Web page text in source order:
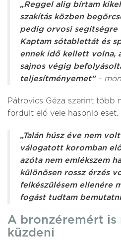
„Reggel alig bírtam
szakítás közben
pedig orvosi segítségre
Kaptam sótablettát és
ennek idő kellett volna,
sajnos végig
teljesítményemet” –
Pátrovics Géza szerint több
fordult elő vele hasonló eset.
„Talán húsz éve nem
válogatott koromban
azóta nem emlékszem
különösen rossz érzés
felkészülésem ellenére
fogást tudtam
A bronzéremért is
küzdeni